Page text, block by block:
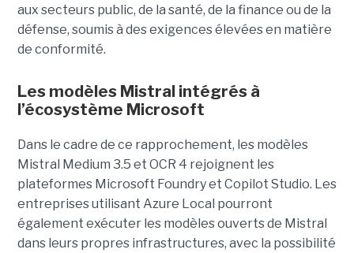
aux secteurs public, de la santé, de la finance ou de la
défense, soumis à des exigences élevées en matière
de conformité.
Les modèles Mistral intégrés à
l’écosystème Microsoft
Dans le cadre de ce rapprochement, les modèles
Mistral Medium 3.5 et OCR 4 rejoignent les
plateformes Microsoft Foundry et Copilot Studio. Les
entreprises utilisant Azure Local pourront
également exécuter les modèles ouverts de Mistral
dans leurs propres infrastructures, avec la possibilité